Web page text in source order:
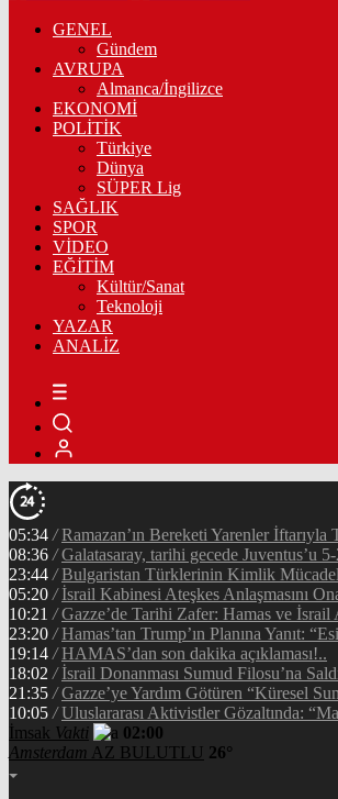
GENEL
Gündem
AVRUPA
Almanca/İngilizce
EKONOMİ
POLİTİK
Türkiye
Dünya
SÜPER Lig
SAĞLIK
SPOR
VİDEO
EĞİTİM
Kültür/Sanat
Teknoloji
YAZAR
ANALİZ
05:34 / Ramazan’ın Bereketi Yarenler İftarıyla
08:36 / Galatasaray, tarihi gecede Juventus’u 5-
23:44 / Bulgaristan Türklerinin Kimlik
05:20 / İsrail Kabinesi Ateşkes Anlaşmasını
10:21 / Gazze’de Tarihi Zafer: Hamas ve İsrail
23:20 / Hamas’tan Trump’ın Planına Yanıt:
19:14 / HAMAS’dan son dakika açıklaması!..
18:02 / İsrail Donanması Sumud Filosu’na
21:35 / Gazze’ye Yardım Götüren “Küresel
10:05 / Uluslararası Aktivistler Gözaltında:
İmsak Vakti
02:00
Amsterdam AZ BULUTLU 26°